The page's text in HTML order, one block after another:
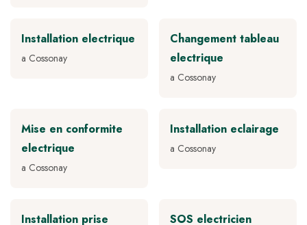
Installation electrique
a Cossonay
Changement tableau
electrique
a Cossonay
Mise en conformite
electrique
a Cossonay
Installation eclairage
a Cossonay
Installation prise SOS electricien